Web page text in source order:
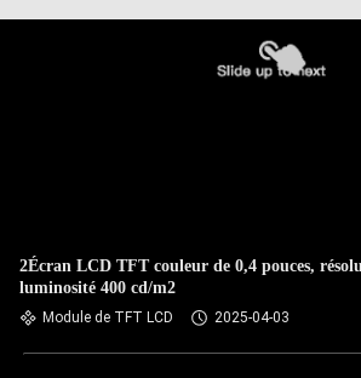
2Écran LCD TFT couleur de 0,4 pouces,
luminosité 400 cd/m2
Module de TFT LCD 2025-04-03